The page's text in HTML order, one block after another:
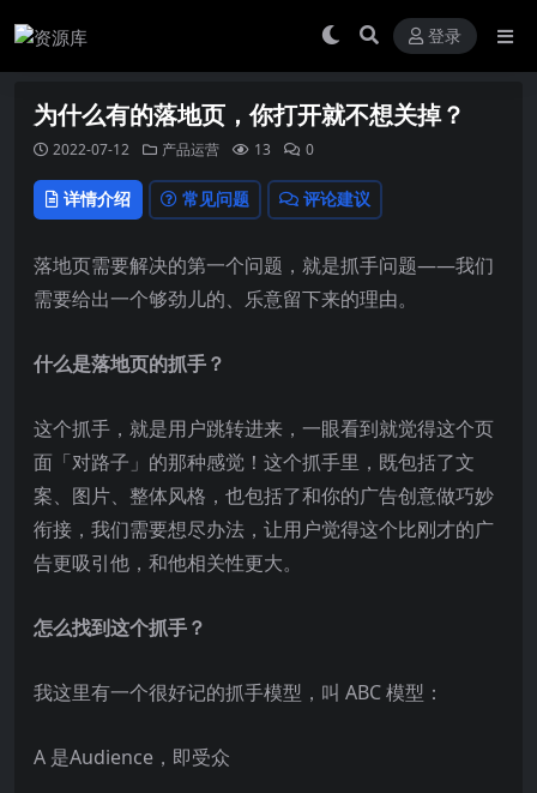
登录
为什么有的落地页，你打开就不想关掉？
2022-07-12 产品运营 13 0
详情介绍 常见问题 评论建议
落地页需要解决的第一个问题，就是抓手问题——我们
需要给出一个够劲儿的、乐意留下来的理由。
什么是落地页的抓手？
这个抓手，就是用户跳转进来，一眼看到就觉得这个页
面「对路子」的那种感觉！这个抓手里，既包括了文
案、图片、整体风格，也包括了和你的广告创意做巧妙
衔接，我们需要想尽办法，让用户觉得这个比刚才的广
告更吸引他，和他相关性更大。
怎么找到这个抓手？
我这里有一个很好记的抓手模型，叫 ABC 模型：
A 是Audience，即受众